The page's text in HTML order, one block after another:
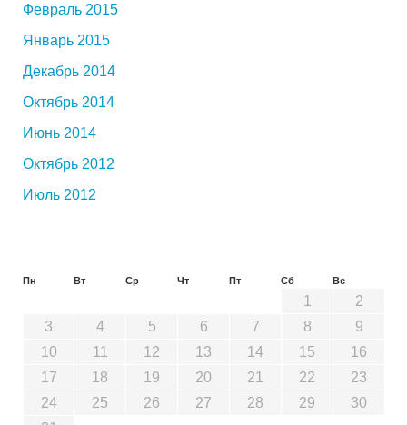
Февраль 2015
Январь 2015
Декабрь 2014
Октябрь 2014
Июнь 2014
Октябрь 2012
Июль 2012
Пн Вт Ср Чт Пт Сб Вс
1
2
3
4 5 6 7 8
9
10
11 12 13 14 15
16
17
18 19 20 21 22
23
24
25 26 27 28 29
30